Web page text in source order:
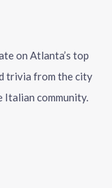
on Atlanta’s top
trivia from the city
Italian community.